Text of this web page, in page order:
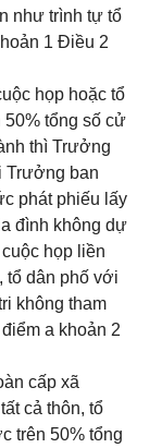
như trình tự tổ
1 Điều 2
họp hoặc tổ
tổng số cử
thì Trưởng
Trưởng ban
phát phiếu lấy
đình không dự
họp liền
tổ dân phố với
không tham
a khoản 2
cấp xã
cả thôn, tổ
trên 50% tổng